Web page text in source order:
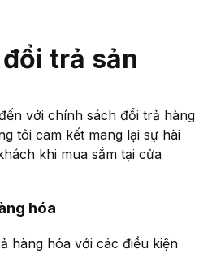
trả sản
với chính sách đổi trả hàng
tôi cam kết mang lại sự hài
khi mua sắm tại cửa
hóa
hàng hóa với các điều kiện